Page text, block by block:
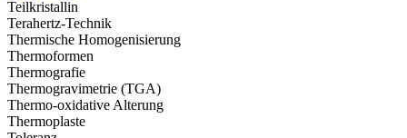
Teilkristallin
Terahertz-Technik
Thermische Homogenisierung
Thermoformen
Thermografie
Thermogravimetrie (TGA)
Thermo-oxidative Alterung
Thermoplaste